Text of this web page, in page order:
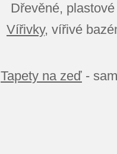
Dřevěné,
Vířivky, vířivé
Tapety na zeď -